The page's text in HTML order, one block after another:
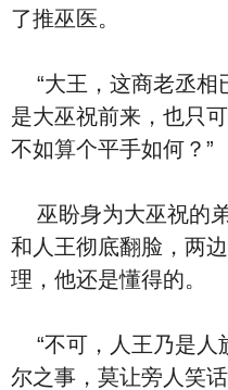
了推巫医。
“大王，这商老丞相
是大巫祝前来，也只
不如算个平手如何？”
巫盼身为大巫祝的
和人王彻底翻脸，两
理，他还是懂得的。
“不可，人王乃是人
尔之事，莫让旁人笑话